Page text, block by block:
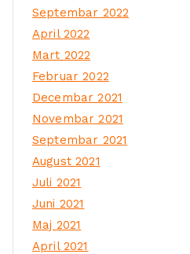
Septembar 2022
April 2022
Mart 2022
Februar 2022
Decembar 2021
Novembar 2021
Septembar 2021
August 2021
Juli 2021
Juni 2021
Maj 2021
April 2021